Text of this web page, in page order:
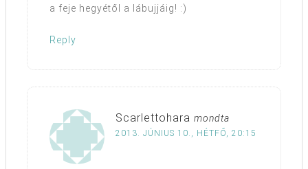
a feje hegyétől a lábujjáig! :)
Reply
Scarlettohara mondta
2013. JÚNIUS 10., HÉTFŐ, 20:15